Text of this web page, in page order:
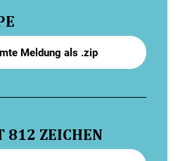
Meldung als .zip
812 ZEICHEN